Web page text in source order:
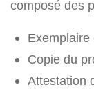
composé des
Exemplaire
Copie du
Attestation